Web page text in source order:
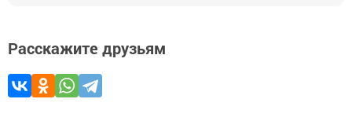
Расскажите друзьям